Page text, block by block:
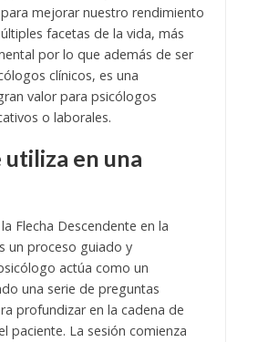
mejorar nuestro rendimiento
facetas de la vida, más
por lo que además de ser
clínicos, es una
valor para psicólogos
o laborales.
utiliza en una
Flecha Descendente en la
un proceso guiado y
actúa como un
una serie de preguntas
profundizar en la cadena de
paciente. La sesión comienza